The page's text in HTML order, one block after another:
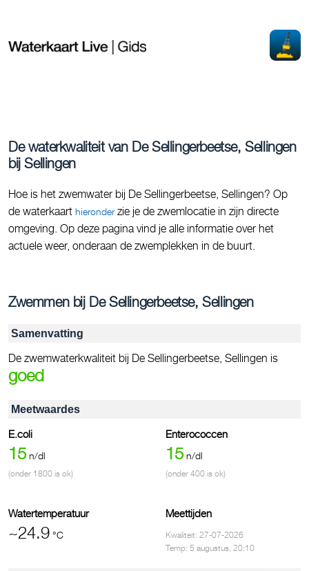
De waterkwaliteit van De Sellingerbeetse, Sellingen
bij Sellingen
Hoe is het zwemwater bij De Sellingerbeetse, Sellingen? Op
de waterkaart hieronderzie je de zwemlocatie in zijn directe
omgeving. Op deze pagina vind je alle informatie over het
actuele weer, onderaan de zwemplekken in de buurt.
Zwemmen bij De Sellingerbeetse, Sellingen
Samenvatting
De zwemwaterkwaliteit bij De Sellingerbeetse, Sellingen is
goed
Meetwaardes
E.coli
15 n/dl
(onder 1800 is ok)
Enterococcen
15 n/dl
(onder 400 is ok)
Watertemperatuur
~24.9 °C
Meettijden
Kwaliteit: 27-07-2026
Temp: 5 augustus, 20:10